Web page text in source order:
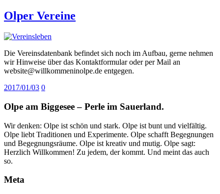
Olper Vereine
Die Vereinsdatenbank befindet sich noch im Aufbau, gerne nehmen
wir Hinweise über das Kontaktformular oder per Mail an
website@willkommeninolpe.de entgegen.
2017/01/03 0
Olpe am Biggesee – Perle im Sauerland.
Wir denken: Olpe ist schön und stark. Olpe ist bunt und vielfältig.
Olpe liebt Traditionen und Experimente. Olpe schafft Begegnungen
und Begegnungsräume. Olpe ist kreativ und mutig. Olpe sagt:
Herzlich Willkommen! Zu jedem, der kommt. Und meint das auch
so.
Meta